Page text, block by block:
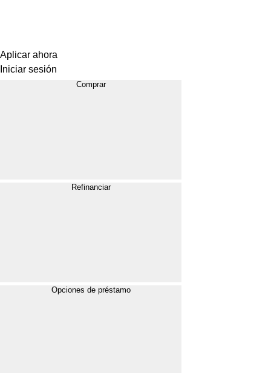
Aplicar ahora
Iniciar sesión
Comprar
Refinanciar
Opciones de préstamo